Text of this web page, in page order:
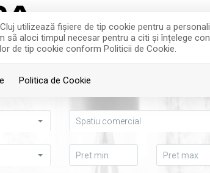
utilizează fişiere de tip cookie pentru a
să aloci timpul necesar pentru a citi și înțelege
de tip cookie conform Politicii de Cookie.
Politica de Cookie
Spatiu comercial